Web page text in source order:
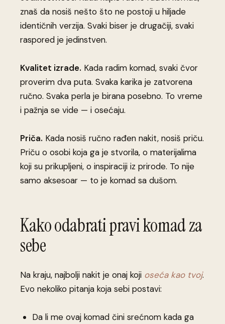
znaš da nosiš nešto što ne postoji u hiljade
identičnih verzija. Svaki biser je drugačiji, svaki
raspored je jedinstven.
Kvalitet izrade. Kada radim komad, svaki čvor
proverim dva puta. Svaka karika je zatvorena
ručno. Svaka perla je birana posebno. To vreme
i pažnja se vide — i osećaju.
Priča. Kada nosiš ručno rađen nakit, nosiš priču.
Priču o osobi koja ga je stvorila, o materijalima
koji su prikupljeni, o inspiraciji iz prirode. To nije
samo aksesoar — to je komad sa dušom.
Kako odabrati pravi komad za
sebe
Na kraju, najbolji nakit je onaj koji oseća kao tvoj.
Evo nekoliko pitanja koja sebi postavi:
Da li me ovaj komad čini srećnom kada ga